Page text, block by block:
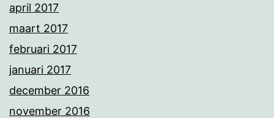
april 2017
maart 2017
februari 2017
januari 2017
december 2016
november 2016